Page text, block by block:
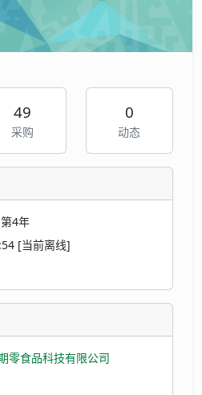
49
采购
0
动态
4年
[当前离线]
零食品科技有限公司